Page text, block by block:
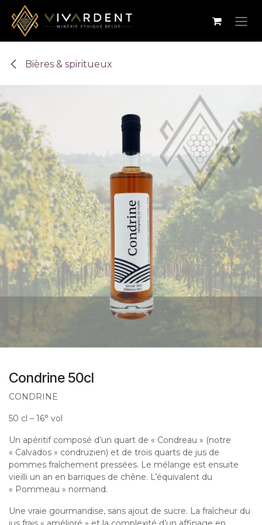
Se rendre au contenu
Bières & spiritueux
Condrine 50cl
CONDRINE
50 cl – 16° vol
Un apéritif composé d’un quart de « Condreau » (notre
« Calvados » condruzien) et de trois quarts de jus de
pommes fraîchement pressées. Le mélange est ensuite
vieilli un an en barriques de chêne. L’équivalent du
« Pommeau » normand.
Une vraie gourmandise, sans ajout de sucre. La fraîcheur du